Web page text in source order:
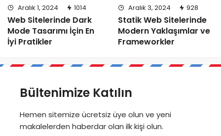
Aralık 1, 2024 1014
Web Sitelerinde Dark
Mode Tasarımı İçin En
İyi Pratikler
Aralık 3, 2024 928
Statik Web Sitelerinde
Modern Yaklaşımlar ve
Frameworkler
Bültenimize Katılın
Hemen sitemize ücretsiz üye olun ve yeni
makalelerden haberdar olan ilk kişi olun.